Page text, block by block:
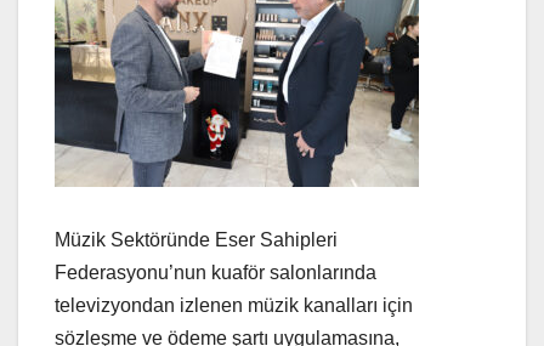
Müzik Sektöründe Eser Sahipleri
Federasyonu’nun kuaför salonlarında
televizyondan izlenen müzik kanalları için
sözleşme ve ödeme şartı uygulamasına,